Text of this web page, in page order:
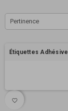
Pertinence
Étiquettes
favorite_border